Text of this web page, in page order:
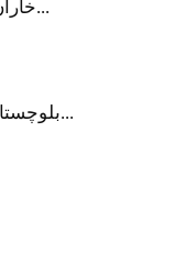
خاران بازار سے دن دہاڑے ا...
بلوچستان: ضلع موسیٰ خیل م...